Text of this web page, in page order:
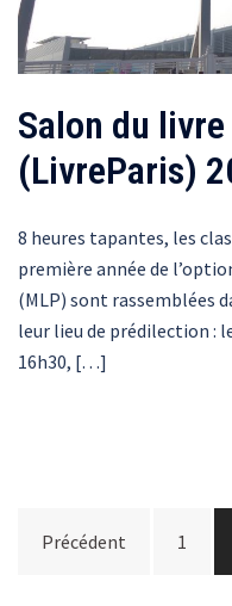
Salon du
(LivreParis)
8 heures tapantes, les
première année de
(MLP) sont rassemblées
leur lieu de prédilection :
16h30, […]
desPrécédent 1